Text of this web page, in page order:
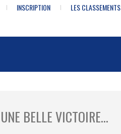
INSCRIPTION LES CLASSEMENTS
UNE BELLE VICTOIRE…